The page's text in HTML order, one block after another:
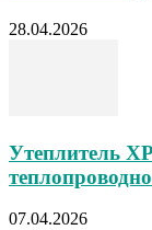
28.04.2026
Утеплитель
07.04.2026